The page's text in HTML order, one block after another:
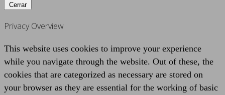
Cerrar
Privacy Overview
This website uses cookies to improve your experience
while you navigate through the website. Out of these, the
cookies that are categorized as necessary are stored on
your browser as they are essential for the working of basic